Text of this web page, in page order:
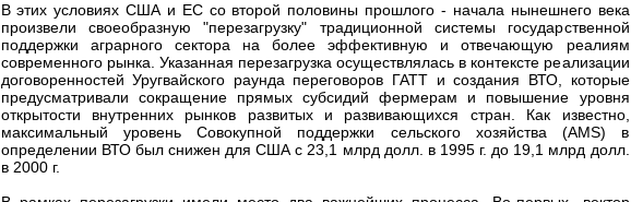
В этих условиях США и ЕС со второй половины прошлого - начала нынешнего века
произвели своеобразную "перезагрузку" традиционной системы государственной
поддержки аграрного сектора на более эффективную и отвечающую реалиям
современного рынка. Указанная перезагрузка осуществлялась в контексте реализации
договоренностей Уругвайского раунда переговоров ГАТТ и создания ВТО, которые
предусматривали сокращение прямых субсидий фермерам и повышение уровня
открытости внутренних рынков развитых и развивающихся стран. Как известно,
максимальный уровень Совокупной поддержки сельского хозяйства (AMS) в
определении ВТО был снижен для США с 23,1 млрд долл. в 1995 г. до 19,1 млрд долл.
в 2000 г.